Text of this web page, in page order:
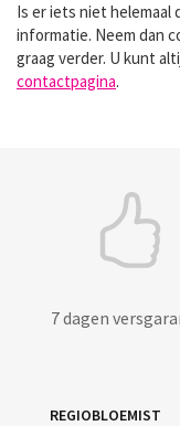
Is er iets niet helemaal
informatie. Neem dan
graag verder. U kunt
contactpagina.
7 dagen
REGIOBLOEMIST